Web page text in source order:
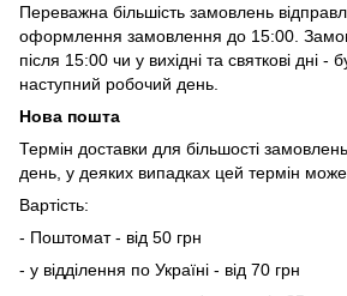
Переважна більшість замовлень
оформлення замовлення до 15:00.
після 15:00 чи у вихідні та святкові дні -
наступний робочий день.
Нова пошта
Термін доставки для більшості
день, у деяких випадках цей термін може
Вартість:
- Поштомат - від 50 грн
- у відділення по Україні - від 70 грн